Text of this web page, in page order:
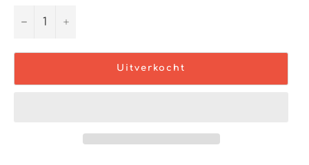
− +
Uitverkocht